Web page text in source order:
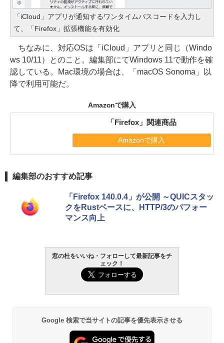
「iCloud」アプリが通知するワンタイムパスコードを入力し
て、「Firefox」拡張機能を有効化
ちなみに、対応OSは「iCloud」アプリと同じ（Windo
ws 10/11）とのこと。編集部にてWindows 11で動作を確
認している。Mac環境の場合は、「macOS Sonoma」以
降で利用可能だ。
Amazonで購入
「Firefox」関連商品
Amazonで購入
編集部のおすすめ記事
「Firefox 140.0.4」が公開 ～QUICスタッ
クをRustベースに、HTTP/3のパフォー
マンス向上
窓の杜をいいね・フォローして最新記事をチ
ェック！
Google 検索で当サイトの記事を優先表示させる